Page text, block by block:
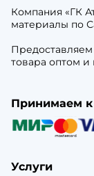
Компания «ГК
материалы по
товара оптом и
Принимаем к
Услуги